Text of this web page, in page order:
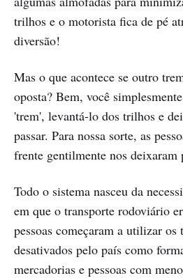
trilhos e o motorista fica de pé
diversão!
Mas o que acontece se outro
oposta? Bem, você
'trem', levantá-lo dos trilhos e
passar. Para nossa sorte, as
frente gentilmente nos deixaram
Todo o sistema nasceu da
em que o transporte rodoviário
pessoas começaram a utilizar
desativados pelo país como
mercadorias e pessoas com